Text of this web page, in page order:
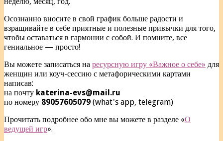
Осознанно вносите в свой график больше радости и
взращивайте в себе приятные и полезные привычки для того,
чтобы оставаться в гармонии с собой. И помните, все
гениальное — просто!
Вы можете записаться на ресурсную игру «Важное о себе» для
женщин или коуч-сессию с метафорическими картами
написав:
на почту katerina-evs@mail.ru
по номеру 89057605079 (what's app, telegram)
Прочитать подробнее обо мне вы можете в разделе «О
ведущей игр».